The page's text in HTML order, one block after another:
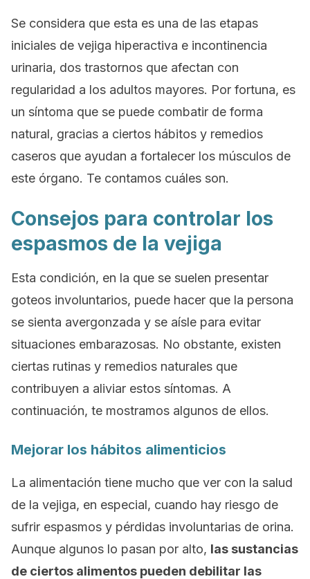
Se considera que esta es una de las etapas
iniciales de vejiga hiperactiva e incontinencia
urinaria, dos trastornos que afectan con
regularidad a los adultos mayores. Por fortuna, es
un síntoma que se puede combatir de forma
natural, gracias a ciertos hábitos y remedios
caseros que ayudan a fortalecer los músculos de
este órgano. Te contamos cuáles son.
Consejos para controlar los
espasmos de la vejiga
Esta condición, en la que se suelen presentar
goteos involuntarios, puede hacer que la persona
se sienta avergonzada y se aísle para evitar
situaciones embarazosas. No obstante, existen
ciertas rutinas y remedios naturales que
contribuyen a aliviar estos síntomas. A
continuación, te mostramos algunos de ellos.
Mejorar los hábitos alimenticios
La alimentación tiene mucho que ver con la salud
de la vejiga, en especial, cuando hay riesgo de
sufrir espasmos y pérdidas involuntarias de orina.
Aunque algunos lo pasan por alto, las sustancias
de ciertos alimentos pueden debilitar las